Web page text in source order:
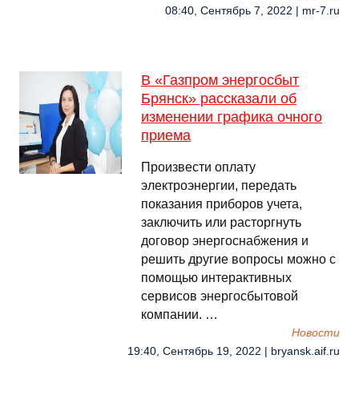
08:40, Сентябрь 7, 2022 | mr-7.ru
В «Газпром энергосбыт
Брянск» рассказали об
изменении графика очного
приема
Произвести оплату
электроэнергии, передать
показания приборов учета,
заключить или расторгнуть
договор энергоснабжения и
решить другие вопросы можно с
помощью интерактивных
сервисов энергосбытовой
компании. …
Новости
19:40, Сентябрь 19, 2022 | bryansk.aif.ru